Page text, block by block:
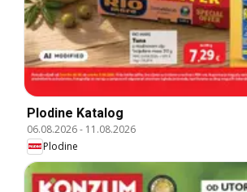
Plodine Katalog
06.08.2026- 11.08.2026
Plodine